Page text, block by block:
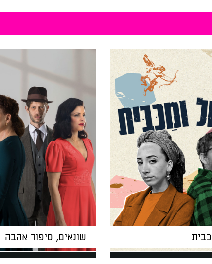
שונאים, סיפור אהבה